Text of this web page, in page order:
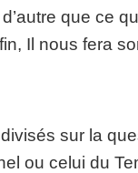
que ce
Il nous fera
sur la
ou celui du